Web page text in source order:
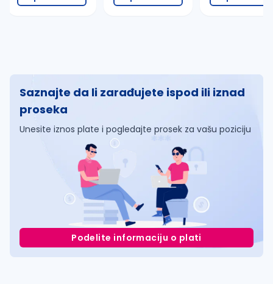
Saznajte da li zarađujete ispod ili iznad
proseka
Unesite iznos plate i pogledajte prosek za vašu poziciju
Podelite informaciju o plati